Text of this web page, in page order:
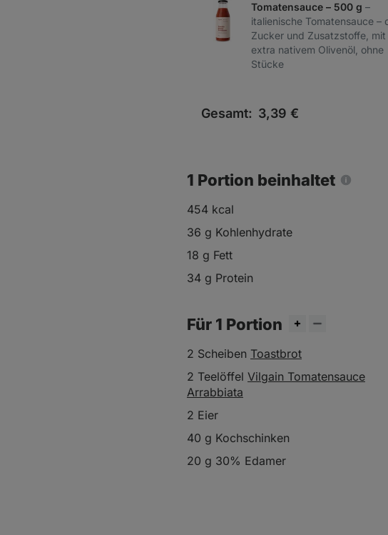
Tomatensauce – 500 g –
italienische Tomatensauce –
Zucker und Zusatzstoffe, mit
extra nativem Olivenöl, ohne
Stücke
Gesamt: 3,39 €
1 Portion beinhaltet
454 kcal
36 g Kohlenhydrate
18 g Fett
34 g Protein
Für 1 Portion
2 Scheiben Toastbrot
2 Teelöffel Vilgain Tomatensauce
Arrabbiata
2 Eier
40 g Kochschinken
20 g 30% Edamer